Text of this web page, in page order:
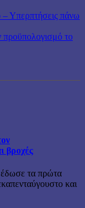
Υπερπτήσεις πάνω
το
βροχές
τα πρώτα
και